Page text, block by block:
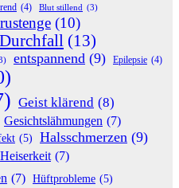
(4) Blut stillend (3)
(10)
Durchfall (13)
entspannend (9) Epilepsie (4)
Geist klärend (8)
Gesichtslähmungen (7)
(5) Halsschmerzen (9)
Heiserkeit (7)
(7) Hüftprobleme (5)